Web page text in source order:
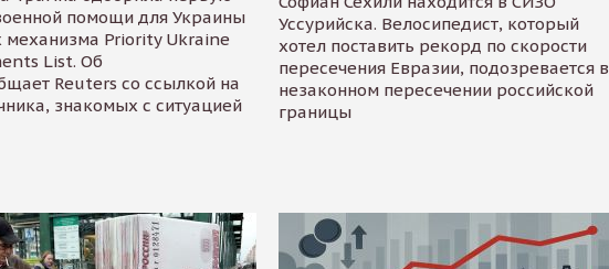
помощи для Украины
механизма Priority Ukraine
List. Об
Reuters со ссылкой на
знакомых с ситуацией
Уссурийска. Велосипедист, который
хотел поставить рекорд по скорости
пересечения Евразии, подозревается в
незаконном пересечении российской
границы